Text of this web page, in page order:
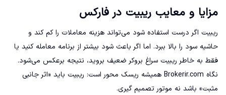
مزایا و معایب ریبیت در فارکس
ریبیت اگر درست استفاده شود می‌تواند هزینه معاملات را کم کند و
حاشیه سود را بالا ببرد. اما اگر باعث شود بیشتر از برنامه معامله کنید یا
فقط به خاطر ریبیت سراغ بروکر ضعیف بروید، نتیجه برعکس می‌شود.
نگاه Brokerir.com همیشه ریسک محور است: ریبیت باید «اثر جانبی
مثبت» باشد نه موتور تصمیم گیری.